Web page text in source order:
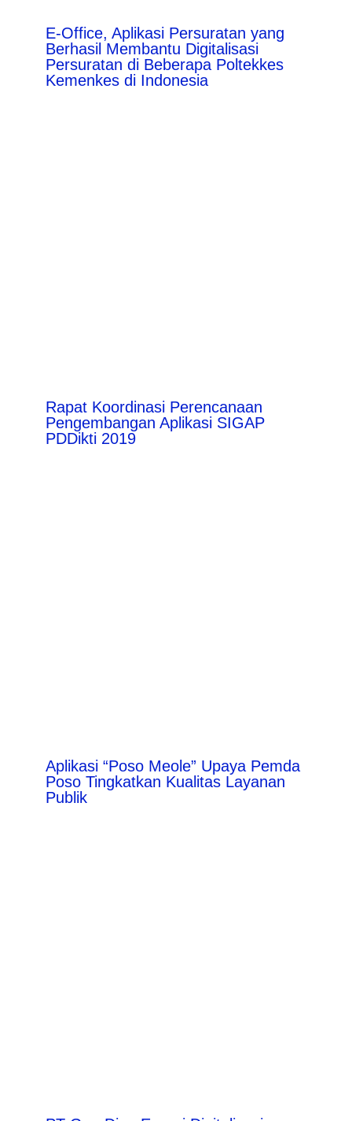
E-Office, Aplikasi Persuratan yang
Berhasil Membantu Digitalisasi
Persuratan di Beberapa Poltekkes
Kemenkes di Indonesia
Rapat Koordinasi Perencanaan
Pengembangan Aplikasi SIGAP
PDDikti 2019
Aplikasi “Poso Meole” Upaya Pemda
Poso Tingkatkan Kualitas Layanan
Publik